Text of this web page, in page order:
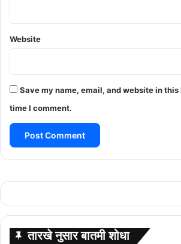
Website
Save my name, email, and website in
time I comment.
तारखे नुसार बातमी शोधा